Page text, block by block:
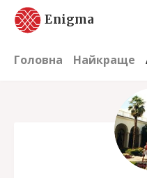
Enigma
Головна Найкраще